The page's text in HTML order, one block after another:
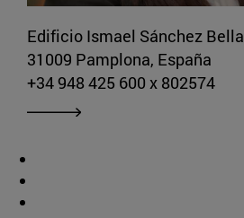
Edificio Ismael Sánchez Bella
31009 Pamplona, España
+34 948 425 600 x 802574